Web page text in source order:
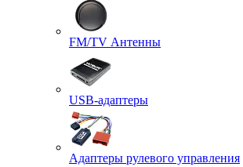
FM/TV Антенны
USB-адаптеры
Адаптеры рулевого управления